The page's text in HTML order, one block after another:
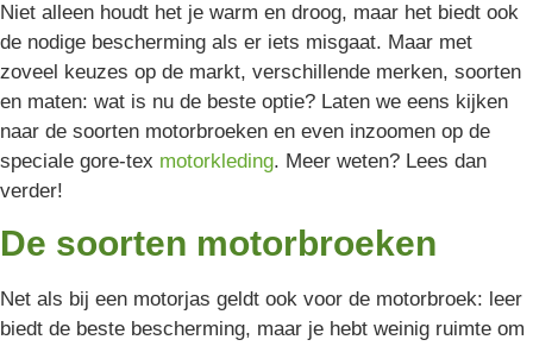
Niet alleen houdt het je warm en droog, maar het biedt ook
de nodige bescherming als er iets misgaat. Maar met
zoveel keuzes op de markt, verschillende merken, soorten
en maten: wat is nu de beste optie? Laten we eens kijken
naar de soorten motorbroeken en even inzoomen op de
speciale gore-tex motorkleding. Meer weten? Lees dan
verder!
De soorten motorbroeken
Net als bij een motorjas geldt ook voor de motorbroek: leer
biedt de beste bescherming, maar je hebt weinig ruimte om